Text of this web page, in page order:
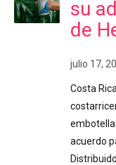
su
de
julio 17,
Costa
acuerdo